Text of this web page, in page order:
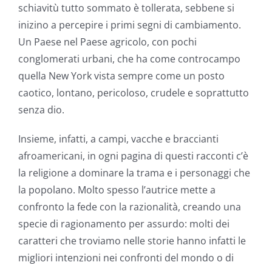
schiavitù tutto sommato è tollerata, sebbene si
inizino a percepire i primi segni di cambiamento.
Un Paese nel Paese agricolo, con pochi
conglomerati urbani, che ha come controcampo
quella New York vista sempre come un posto
caotico, lontano, pericoloso, crudele e soprattutto
senza dio.
Insieme, infatti, a campi, vacche e braccianti
afroamericani, in ogni pagina di questi racconti c’è
la religione a dominare la trama e i personaggi che
la popolano. Molto spesso l’autrice mette a
confronto la fede con la razionalità, creando una
specie di ragionamento per assurdo: molti dei
caratteri che troviamo nelle storie hanno infatti le
migliori intenzioni nei confronti del mondo o di